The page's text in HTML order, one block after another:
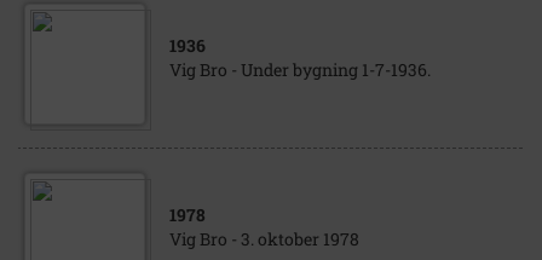
1936
Vig Bro - Under bygning 1-7-1936.
1978
Vig Bro - 3. oktober 1978